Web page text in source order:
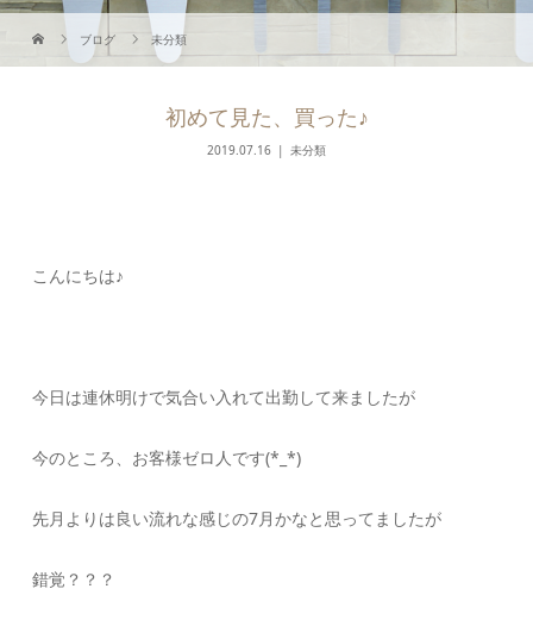
ブログ 未分類
初めて見た、買った♪
2019.07.16 未分類
こんにちは♪
今日は連休明けで気合い入れて出勤して来ましたが
今のところ、お客様ゼロ人です(*_*)
先月よりは良い流れな感じの7月かなと思ってましたが
錯覚？？？